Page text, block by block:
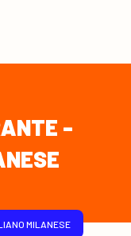
-
MILANESE